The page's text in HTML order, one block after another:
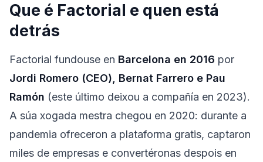
Que é Factorial e quen está
detrás
Factorial fundouse en Barcelona en 2016 por
Jordi Romero (CEO), Bernat Farrero e Pau
Ramón (este último deixou a compañía en 2023).
A súa xogada mestra chegou en 2020: durante a
pandemia ofreceron a plataforma gratis, captaron
miles de empresas e convertéronas despois en